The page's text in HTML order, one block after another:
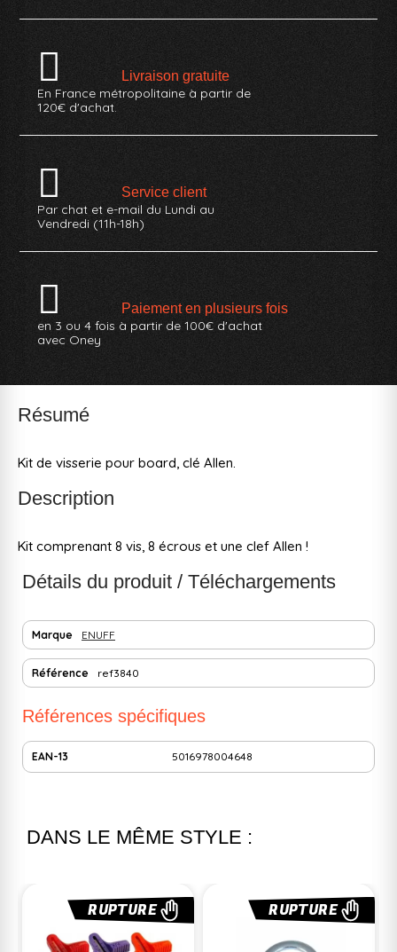
Livraison gratuite
En France métropolitaine à partir de
120€ d'achat.
Service client
Par chat et e-mail du Lundi au
Vendredi (11h-18h)
Paiement en plusieurs fois
en 3 ou 4 fois à partir de 100€ d'achat
avec Oney
Résumé
Kit de visserie pour board, clé Allen.
Description
Kit comprenant 8 vis, 8 écrous et une clef Allen !
Détails du produit / Téléchargements
Marque ENUFF
Référence ref3840
Références spécifiques
EAN-13 5016978004648
DANS LE MÊME STYLE :
RUPTURE RUPTURE